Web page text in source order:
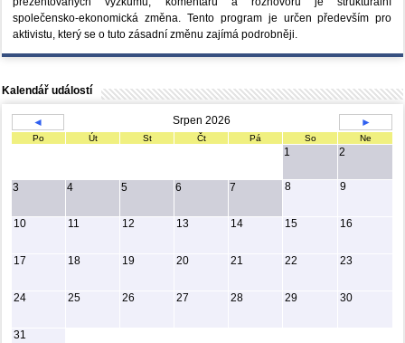
společensko-ekonomická změna. Tento program je určen především pro
aktivistu, který se o tuto zásadní změnu zajímá podrobněji.
Kalendář událostí
◄ Srpen 2026 ►
Po Út St Čt Pá So Ne
1 2
3 4 5 6 7 8 9
10 11 12 13 14 15 16
17 18 19 20 21 22 23
24 25 26 27 28 29 30
31